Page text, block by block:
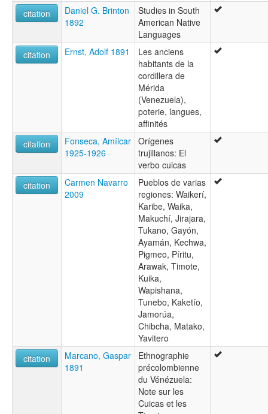
citation
Daniel G. Brinton
1892
Studies in South
American Native
Languages
citation
Ernst, Adolf 1891
Les anciens
habitants de la
cordillera de
Mérida
(Venezuela),
poterie, langues,
affinités
citation
Fonseca, Amílcar
1925-1926
Orígenes
trujillanos: El
verbo cuicas
citation
Carmen Navarro
2009
Pueblos de varias
regiones: Waikerí,
Karibe, Waika,
Makuchí, Jirajara,
Tukano, Gayón,
Ayamán, Kechwa,
Pigmeo, Píritu,
Arawak, Timote,
Kuika,
Wapishana,
Tunebo, Kaketío,
Jamorúa,
Chibcha, Matako,
Yavitero
citation
Marcano, Gaspar
1891
Ethnographie
précolombienne
du Vénézuela:
Note sur les
Cuicas et les